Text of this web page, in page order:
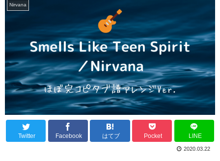
Nirvana
Twitter Facebook はてブ Pocket LINE
2020.03.22